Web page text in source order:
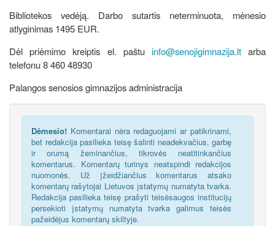
Bibliotekos vedėją. Darbo sutartis neterminuota, mėnesio
atlyginimas 1495 EUR.
Dėl priėmimo kreiptis el. paštu info@senojigimnazija.ltarba
telefonu 8 460 48930
Palangos senosios gimnazijos administracija
Dėmesio! Komentarai nėra redaguojami ar patikrinami,
bet redakcija pasilieka teisę šalinti neadekvačius, garbę
ir orumą žeminančius, tikrovės neatitinkančius
komentarus. Komentarų turinys neatspindi redakcijos
nuomonės. Už įžeidžiančius komentarus atsako
komentarų rašytojai Lietuvos įstatymų numatyta tvarka.
Redakcija pasilieka teisę prašyti teisėsaugos institucijų
persekioti įstatymų numatyta tvarka galimus teisės
pažeidėjus komentarų skiltyje.